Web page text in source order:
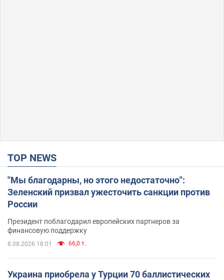
TOP NEWS
"Мы благодарны, но этого недостаточно":
Зеленский призвал ужесточить санкции против
России
Президент поблагодарил европейских партнеров за
финансовую поддержку
8.08.2026 18:01 66,0 т.
Украина приобрела у Турции 70 баллистических